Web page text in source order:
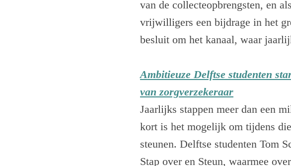
van de collecteopbrengsten, en
vrijwilligers een bijdrage in het
besluit om het kanaal, waar
Ambitieuze Delftse studenten
van zorgverzekeraar
Jaarlijks stappen meer dan een
kort is het mogelijk om tijdens
steunen. Delftse studenten Tom
Stap over en Steun, waarmee